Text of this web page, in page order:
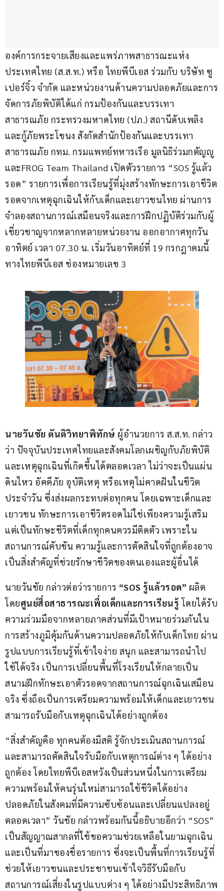
องค์การกระจายเสียงและแพร่ภาพสาธารณะแห่ง
ประเทศไทย (ส.ส.ท.) หรือ ไทยพีบีเอส ร่วมกับ บริษัท ซู
เปอร์จิ๋ว จำกัด และหน่วยงานด้านความปลอดภัยและการ
จัดการภัยพิบัติได้แก่ กรมป้องกันและบรรเทา
สาธารณภัย กระทรวงมหาดไทย (ปภ.) สถานีดับเพลิง
และกู้ภัยพระโขนง สังกัดสำนักป้องกันและบรรเทา
สาธารณภัย กทม. กรมแพทย์ทหารเรือ มูลนิธิร่วมกตัญญู
และFROG Team Thailand เปิดตัวรายการ “SOS รู้แล้ว
รอด” รายการเพื่อการเรียนรู้ที่มุ่งสร้างทักษะการเอาชีวิต
รอดจากเหตุฉุกเฉินให้กับเด็กและเยาวชนไทย ผ่านการ
จำลองสถานการณ์เสมือนจริงและการฝึกปฏิบัติร่วมกับผู้
เชี่ยวชาญจากหลากหลายหน่วยงาน ออกอากาศทุกวัน
อาทิตย์ เวลา 07.30 น. เริ่มวันอาทิตย์ที่ 19 กรกฎาคมนี้
ทางไทยพีบีเอส ช่องหมายเลข 3
นายวันชัย ตันติวิทยาพิทักษ์ ผู้อำนวยการ ส.ส.ท. กล่าว
ว่า ปัจจุบันประเทศไทยและสังคมโลกเผชิญกับภัยพิบัติ
และเหตุฉุกเฉินที่เกิดขึ้นได้ตลอดเวลา ไม่ว่าจะเป็นแผ่น
ดินไหว อัคคีภัย อุบัติเหตุ หรือเหตุไม่คาดฝันในชีวิต
ประจำวัน ซึ่งส่งผลกระทบต่อทุกคน โดยเฉพาะเด็กและ
เยาวชน ทักษะการเอาชีวิตรอดไม่ใช่เพียงความรู้เสริม
แต่เป็นทักษะชีวิตที่เด็กทุกคนควรมีติดตัว เพราะใน
สถานการณ์คับขัน ความรู้และการตัดสินใจที่ถูกต้องอาจ
เป็นสิ่งสำคัญที่ช่วยรักษาชีวิตของตนเองและผู้อื่นได้
นายวันชัย กล่าวต่อว่ารายการ “SOS รู้แล้วรอด” ผลิต
โดยศูนย์สื่อสาธารณะเพื่อเด็กและการเรียนรู้ โดยได้รับ
ความร่วมมือจากหลายภาคส่วนที่มีเป้าหมายร่วมกันใน
การสร้างภูมิคุ้มกันด้านความปลอดภัยให้กับเด็กไทย ผ่าน
รูปแบบการเรียนรู้ที่เข้าใจง่าย สนุก และสามารถนำไป
ใช้ได้จริง เป็นการเปลี่ยนพื้นที่โรงเรียนให้กลายเป็น
สนามฝึกทักษะเอาตัวรอดจากสถานการณ์ฉุกเฉินเสมือน
จริง ซึ่งถือเป็นการเตรียมความพร้อมให้เด็กและเยาวชน
สามารถรับมือกับเหตุฉุกเฉินได้อย่างถูกต้อง
“สิ่งสำคัญคือ ทุกคนต้องมีสติ รู้จักประเมินสถานการณ์
และสามารถตัดสินใจรับมือกับเหตุการณ์ต่าง ๆ ได้อย่าง
ถูกต้อง โดยไทยพีบีเอสหวังเป็นส่วนหนึ่งในการเตรียม
ความพร้อมให้คนรุ่นใหม่สามารถใช้ชีวิตได้อย่าง
ปลอดภัยในสังคมที่มีความซับซ้อนและเปลี่ยนแปลงอยู่
ตลอดเวลา” วันชัย กล่าวพร้อมกันนี้อธิบายอีกว่า “SOS”
เป็นสัญญาณสากลที่ใช้ขอความช่วยเหลือในยามฉุกเฉิน
และเป็นที่มาของชื่อรายการ ซึ่งจะเป็นพื้นที่การเรียนรู้ที่
ช่วยให้เยาวชนและประชาชนเข้าใจวิธีรับมือกับ
สถานการณ์เสี่ยงในรูปแบบต่าง ๆ ได้อย่างมีประสิทธิภาพ